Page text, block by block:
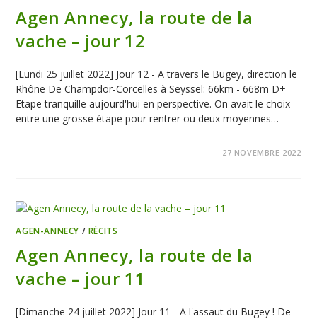
Agen Annecy, la route de la
vache – jour 12
[Lundi 25 juillet 2022] Jour 12 - A travers le Bugey, direction le
Rhône De Champdor-Corcelles à Seyssel: 66km - 668m D+
Etape tranquille aujourd'hui en perspective. On avait le choix
entre une grosse étape pour rentrer ou deux moyennes…
27 NOVEMBRE 2022
AGEN-ANNECY / RÉCITS
Agen Annecy, la route de la
vache – jour 11
[Dimanche 24 juillet 2022] Jour 11 - A l'assaut du Bugey ! De